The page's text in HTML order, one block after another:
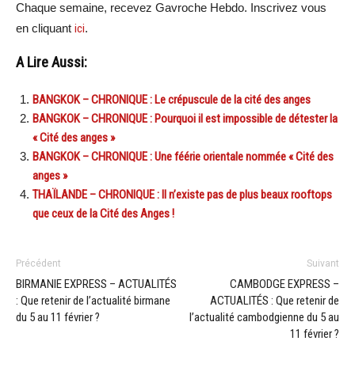
Chaque semaine, recevez Gavroche Hebdo. Inscrivez vous
en cliquant ici.
A Lire Aussi:
BANGKOK – CHRONIQUE : Le crépuscule de la cité des anges
BANGKOK – CHRONIQUE : Pourquoi il est impossible de détester la
« Cité des anges »
BANGKOK – CHRONIQUE : Une féérie orientale nommée « Cité des
anges »
THAÏLANDE – CHRONIQUE : Il n’existe pas de plus beaux rooftops
que ceux de la Cité des Anges !
Précédent
BIRMANIE EXPRESS – ACTUALITÉS
: Que retenir de l’actualité birmane
du 5 au 11 février ?
Suivant
CAMBODGE EXPRESS –
ACTUALITÉS : Que retenir de
l’actualité cambodgienne du 5 au
11 février ?